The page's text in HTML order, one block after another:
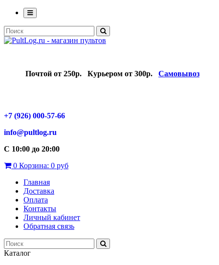
Почтой от 250р. Курьером от 300р. Самовывоз
+7 (926) 000-57-66
info@pultlog.ru
С 10:00 до 20:00
0 Корзина: 0 руб
Главная
Доставка
Оплата
Контакты
Личный кабинет
Обратная связь
Каталог